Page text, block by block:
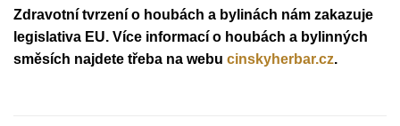
Zdravotní tvrzení o houbách a bylinách nám zakazuje
legislativa EU. Více informací o houbách a bylinných
směsích najdete třeba na webu cinskyherbar.cz.